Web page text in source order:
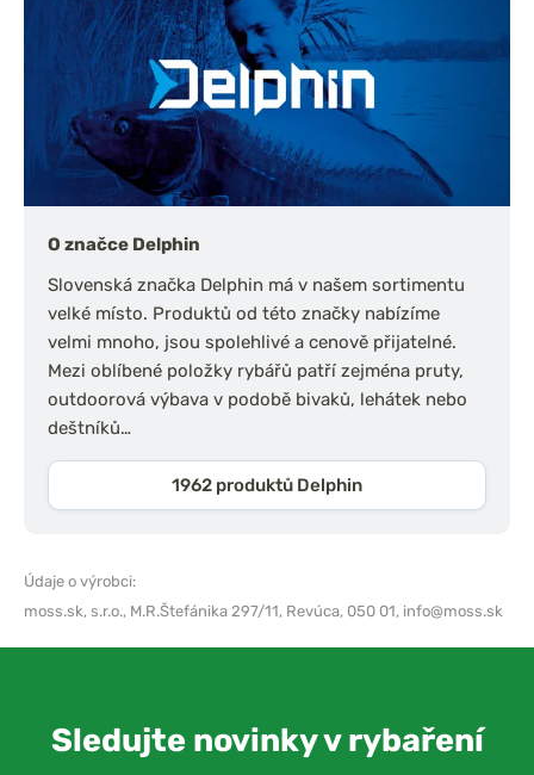
O značce Delphin
Slovenská značka Delphin má v našem sortimentu
velké místo. Produktů od této značky nabízíme
velmi mnoho, jsou spolehlivé a cenově přijatelné.
Mezi oblíbené položky rybářů patří zejména pruty,
outdoorová výbava v podobě bivaků, lehátek nebo
deštníků…
1962 produktů Delphin
Údaje o výrobci:
moss.sk, s.r.o., M.R.Štefánika 297/11, Revúca, 050 01, info@moss.sk
Sledujte novinky v rybaření